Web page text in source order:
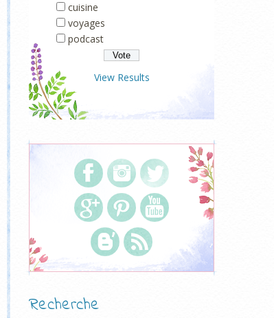
cuisine
voyages
podcast
View Results
Recherche